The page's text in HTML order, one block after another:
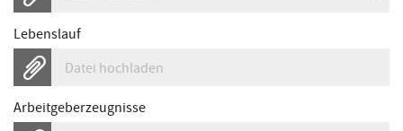
Lebenslauf
Datei hochladen
Arbeitgeberzeugnisse